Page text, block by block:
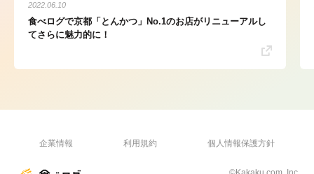
2022.06.10
食べログで京都「とんかつ」No.1のお店がリニューアルし
てさらに魅力的に！
企業情報 利用規約 個人情報保護方針